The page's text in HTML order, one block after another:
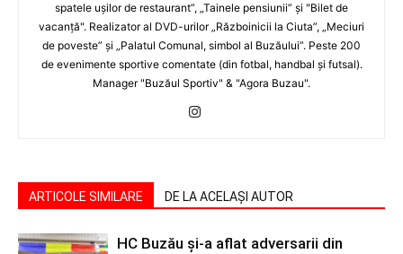
spatele uşilor de restaurant”, „Tainele pensiunii” şi "Bilet de
vacanţă". Realizator al DVD-urilor „Războinicii la Ciuta”, „Meciuri
de poveste” şi „Palatul Comunal, simbol al Buzăului”. Peste 200
de evenimente sportive comentate (din fotbal, handbal şi futsal).
Manager "Buzăul Sportiv" & "Agora Buzau".
ARTICOLE SIMILARE DE LA ACELAȘI AUTOR
HC Buzău și-a aflat adversarii din